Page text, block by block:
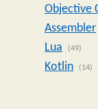
Objective
Assembler
Lua
(49)
Kotlin (14)